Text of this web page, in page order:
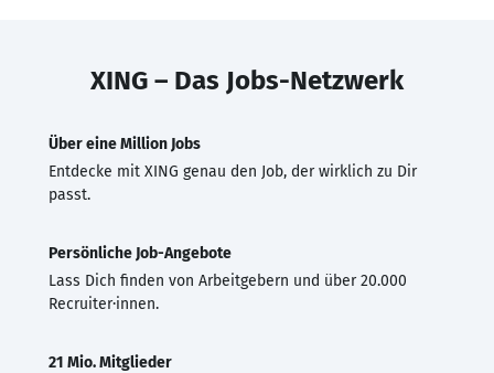
XING – Das Jobs-Netzwerk
Über eine Million Jobs
Entdecke mit XING genau den Job, der wirklich zu Dir
passt.
Persönliche Job-Angebote
Lass Dich finden von Arbeitgebern und über 20.000
Recruiter·innen.
21 Mio. Mitglieder